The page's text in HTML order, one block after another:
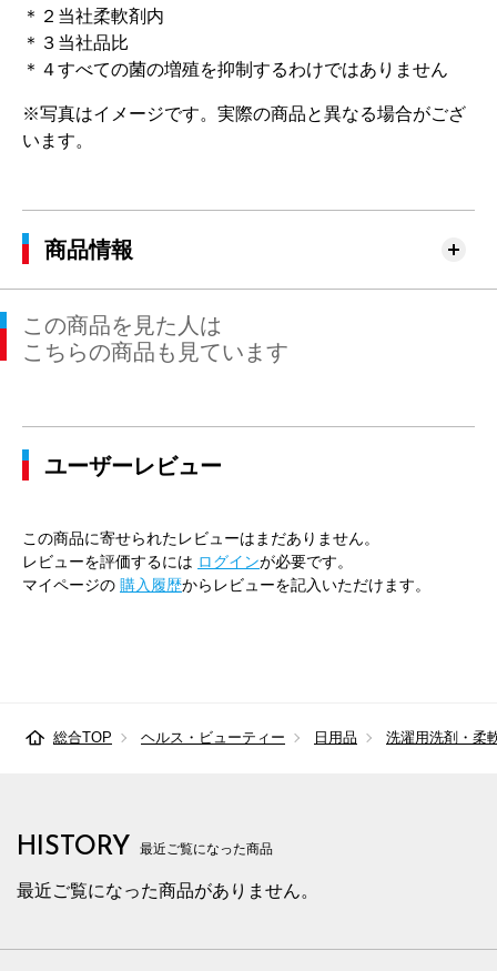
＊２当社柔軟剤内
＊３当社品比
＊４すべての菌の増殖を抑制するわけではありません
※写真はイメージです。実際の商品と異なる場合がござ
います。
商品情報
この商品を見た人は
こちらの商品も見ています
ユーザーレビュー
この商品に寄せられたレビューはまだありません。
レビューを評価するには ログインが必要です。
マイページの 購入履歴からレビューを記入いただけます。
総合TOP ヘルス・ビューティー 日用品 洗濯用洗剤・柔
HISTORY 最近ご覧になった商品
最近ご覧になった商品がありません。